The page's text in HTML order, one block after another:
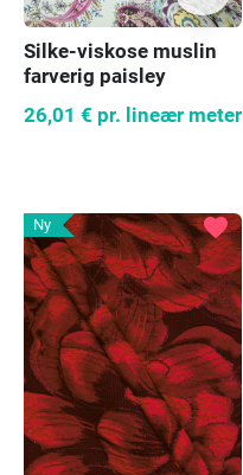
Silke-viskose muslin
farverig paisley
26,01 € pr. lineær meter
Ny favorite